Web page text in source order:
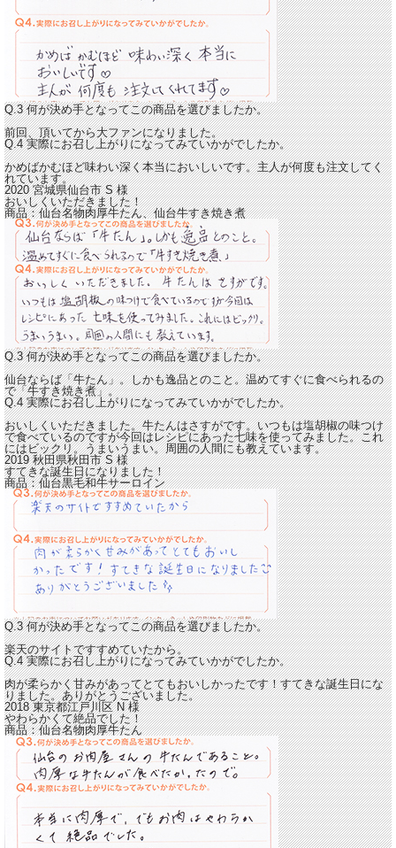
Q.3 何が決め手となってこの商品を選びましたか。
前回、頂いてから大ファンになりました。
Q.4 実際にお召し上がりになってみていかがでしたか。
かめばかむほど味わい深く本当においしいです。主人が何度も注文してく
れています。
2020 宮城県仙台市S様
おいしくいただきました！
商品：仙台名物肉厚牛たん、仙台牛すき焼き煮
Q.3 何が決め手となってこの商品を選びましたか。
仙台ならば「牛たん」。しかも逸品とのこと。温めてすぐに食べられるの
で「牛すき焼き煮」。
Q.4 実際にお召し上がりになってみていかがでしたか。
おいしくいただきました。牛たんはさすがです。いつもは塩胡椒の味つけ
で食べているのですが今回はレシピにあった七味を使ってみました。これ
にはビックリ。うまいうまい。周囲の人間にも教えています。
2019 秋田県秋田市S様
すてきな誕生日になりました！
商品：仙台黒毛和牛サーロイン
Q.3 何が決め手となってこの商品を選びましたか。
楽天のサイトですすめていたから。
Q.4 実際にお召し上がりになってみていかがでしたか。
肉が柔らかく甘みがあってとてもおいしかったです！すてきな誕生日にな
りました。ありがとうございました。
2018 東京都江戸川区N様
やわらかくて絶品でした！
商品：仙台名物肉厚牛たん